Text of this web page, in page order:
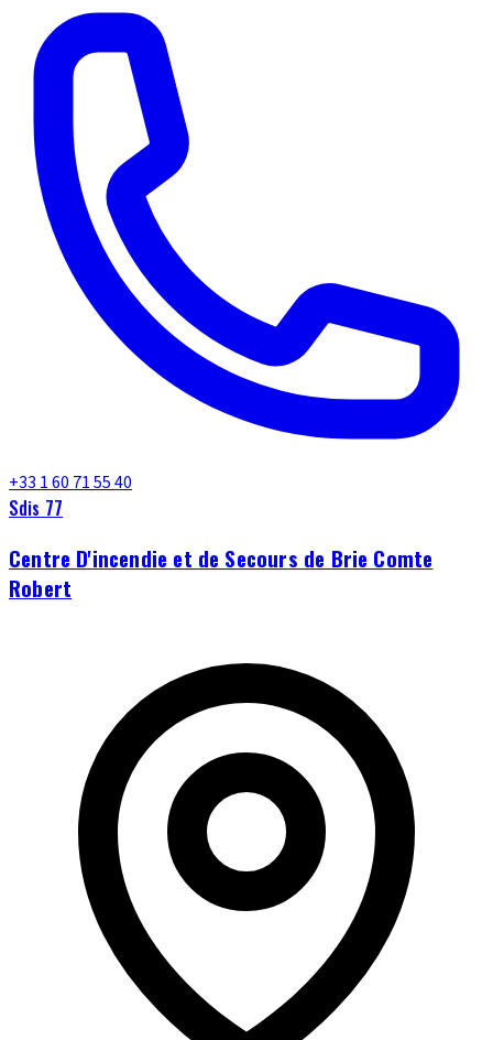
+33 1 60 71 55 40
Sdis 77
Centre D'incendie et de Secours de Brie Comte
Robert